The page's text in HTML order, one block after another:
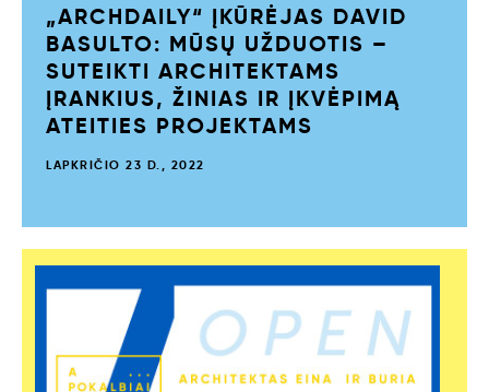
„ARCHDAILY“ ĮKŪRĖJAS DAVID
BASULTO: MŪSŲ UŽDUOTIS –
SUTEIKTI ARCHITEKTAMS
ĮRANKIUS, ŽINIAS IR ĮKVĖPIMĄ
ATEITIES PROJEKTAMS
LAPKRIČIO 23 D., 2022